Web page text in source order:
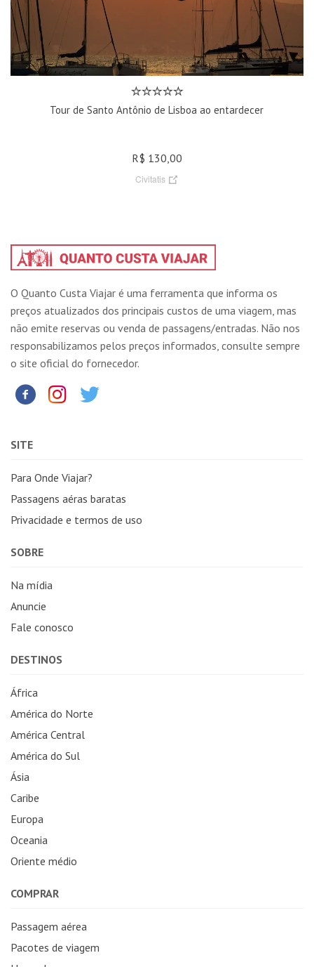
Tour de Santo Antônio de Lisboa ao entardecer
R$ 130,00
Civitatis
O Quanto Custa Viajar é uma ferramenta que informa os
preços atualizados dos principais custos de uma viagem, mas
não emite reservas ou venda de passagens/entradas. Não nos
responsabilizamos pelos preços informados, consulte sempre
o site oficial do fornecedor.
SITE
Para Onde Viajar?
Passagens aéras baratas
Privacidade e termos de uso
SOBRE
Na mídia
Anuncie
Fale conosco
DESTINOS
África
América do Norte
América Central
América do Sul
Ásia
Caribe
Europa
Oceania
Oriente médio
COMPRAR
Passagem aérea
Pacotes de viagem